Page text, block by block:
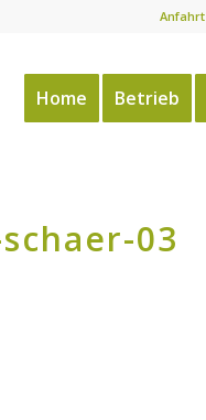
Anfahrt
Home Betrieb
03